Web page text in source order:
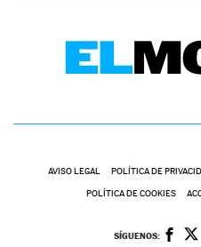
AVISO LEGAL POLÍTICA DE
POLÍTICA DE COOKIES
SÍGUENOS: